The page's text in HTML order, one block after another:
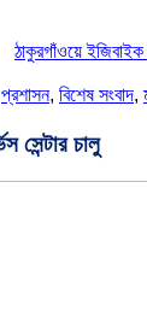
ইজিবাইক সহ
প্রশাসন, বিশেষ সংবাদ,
সেন্টার চালু